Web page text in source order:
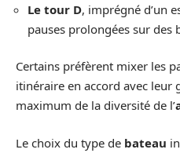
Le tour D, imprégné d’un
pauses prolongées sur des
Certains préfèrent mixer les
itinéraire en accord avec leur
maximum de la diversité de l’
Le choix du type de bateau